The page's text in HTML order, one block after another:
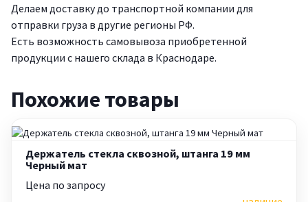
Делаем доставку до транспортной компании для
отправки груза в другие регионы РФ.
Есть возможность самовывоза приобретенной
продукции с нашего склада в Краснодаре.
Похожие товары
Держатель стекла сквозной, штанга 19 мм
Черный мат
Цена по запросу